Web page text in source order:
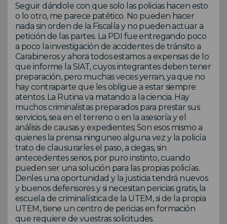
Seguir dándole con que solo las policias hacen esto
o lo otro, me parece patético. No pueden hacer
nada sin orden de la Fiscalía y no pueden actuar a
petición de las partes. La PDI fue entregando poco
a poco la investigación de accidentes de tránsito a
Carabineros y ahora todos estamos a expensas de lo
que informe la SIAT, cuyos integrantes deben tener
preparación, pero muchas veces yerran, ya que no
hay contraparte que les obligue a estar siempre
atentos. La Rutina va matando a la ciencia. Hay
muchos criminalistas preparados para prestar sus
servicios, sea en el terreno o en la asesoría y el
análisis de causas y expedientes; Son esos mismo a
quienes la prensa ninguneo alguna vez y la policía
trato de clausurarles el paso, a ciegas, sin
antecedentes serios, por puro instinto, cuando
pueden ser una solución para las propias policías.
Denles una oportunidad y la justicia tendrá nuevos
y buenos defensores y si necesitan pericias gratis, la
escuela de criminalística de la UTEM, si de la propia
UTEM, tiene un centro de pericias en formación
que requiere de vuestras solicitudes.